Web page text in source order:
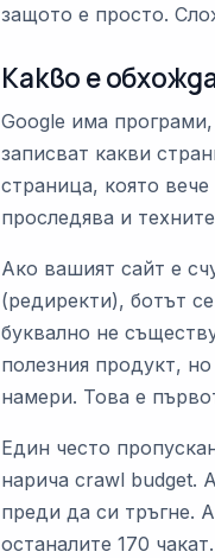
защото е просто.
Какво е
Google има
записват какви
страница, която
проследява и
Ако вашият сайт е
(редиректи), ботът
буквално не
полезния продукт,
намери. Това е
Един често
нарича crawl budget.
преди да си тръгне.
останалите 170